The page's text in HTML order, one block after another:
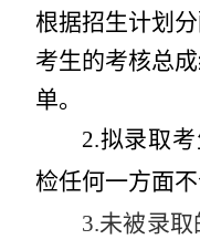
根据招生计划
考生的考核总
单。
2.拟录取
检任何一方面不
3.未被录取